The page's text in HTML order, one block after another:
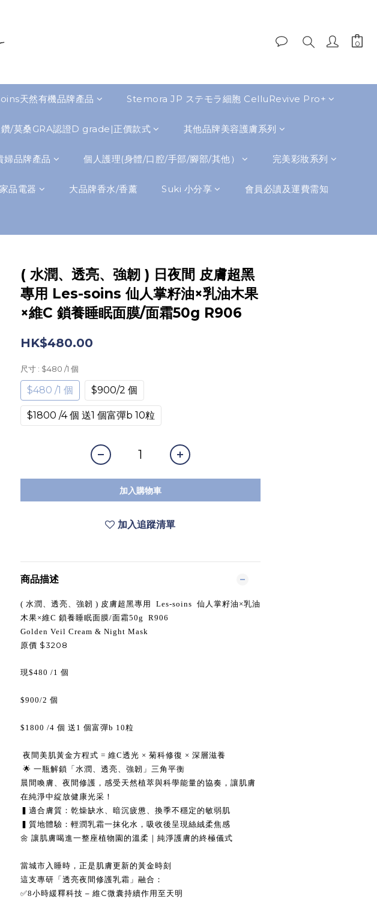
天然有機品牌產品 Stemora JP ステモラ細胞 CelluRevive Pro+
/莫桑GRA認證D grade|正價款式 其他品牌美容護膚系列
婦品牌產品 個人護理(身體/口腔/手部/腳部/其他） 完美彩妝系列
家品電器 大品牌香水/香薰 Suki 小分享 會員必讀及運費需知
( 水潤、透亮、強韌 ) 日夜間 皮膚超黑
專用 Les-soins 仙人掌籽油×乳油木果
×維C 鎖養睡眠面膜/面霜50g R906
HK$480.00
尺寸 : $480 /1 個
$480 /1 個 $900/2 個
$1800 /4 個 送1 個富彈b 10粒
加入購物車
加入追蹤清單
商品描述
( 水潤、透亮、強韌 ) 皮膚超黑專用 Les-soins 仙人掌籽油×乳油
木果×維C 鎖養睡眠面膜/面霜50g R906
Golden Veil Cream & Night Mask
原價 $3208
現$480 /1 個
$900/2 個
$1800 /4 個 送1 個富彈b 10粒
夜間美肌黃金方程式 = 維C透光 × 菊科修復 × 深層滋養
🌟 一瓶解鎖「水潤、透亮、強韌」三角平衡
晨間喚膚、夜間修護，感受天然植萃與科學能量的協奏，讓肌膚
在純淨中綻放健康光采！
▍適合膚質：乾燥缺水、暗沉疲憊、換季不穩定的敏弱肌
▍質地體驗：輕潤乳霜一抹化水，吸收後呈現絲絨柔焦感
🌼 讓肌膚喝進一整座植物園的溫柔｜純淨護膚的終極儀式
當城市入睡時，正是肌膚更新的黃金時刻
這支專研「透亮夜間修護乳霜」融合：
✅8小時緩釋科技 – 維C微囊持續作用至天明